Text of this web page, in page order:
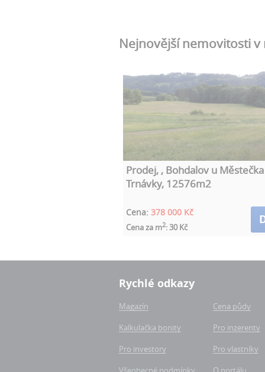
Nejnovější nemovitosti v
Prodej, , Bohdalov u Městečka
Trnávky, 12576m2
Cena: 378 000 Kč
Cena za m2: 30 Kč
Rychlé odkazy
Magazín
Cena půdy
Kalkulačka bonity
Pro inzerenty
Pro investory
Pro vlastníky